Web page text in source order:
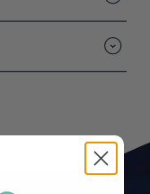
& movement